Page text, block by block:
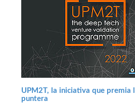
UPM2T, la iniciativa que premia
puntera